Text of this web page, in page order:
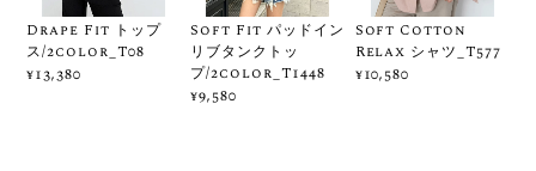
Drape Fit トップ
ス/2color_T08
¥13,380
Soft Fit パッドイン
リブタンクトッ
プ/2color_T1448
¥9,580
Soft Cotton
Relax シャツ_T577
¥10,580